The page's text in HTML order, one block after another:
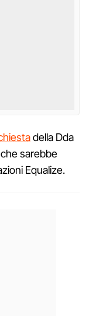
della Dda
che sarebbe
Equalize.